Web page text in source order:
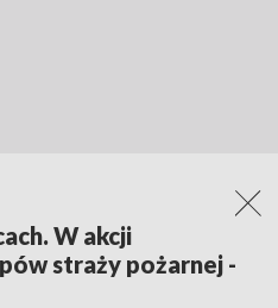
W akcji
straży pożarnej -